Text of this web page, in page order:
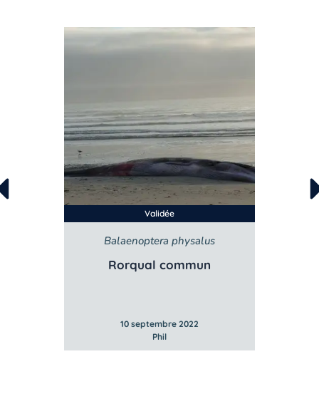
Validée
Balaenoptera physalus
Rorqual commun
10 septembre 2022
Phil